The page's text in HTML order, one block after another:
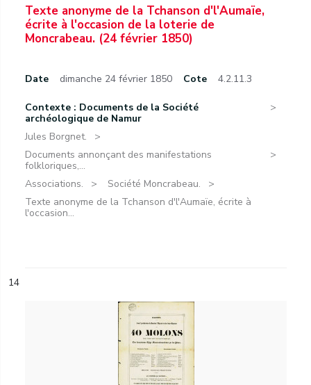
Texte anonyme de la Tchanson d'l'Aumaïe,
écrite à l'occasion de la loterie de
Moncrabeau. (24 février 1850)
Date dimanche 24 février 1850 Cote 4.2.11.3
Contexte : Documents de la Société
archéologique de Namur
Jules Borgnet.
Documents annonçant des manifestations
folkloriques,...
Associations.
Société Moncrabeau.
Texte anonyme de la Tchanson d'l'Aumaïe, écrite à
l'occasion...
14